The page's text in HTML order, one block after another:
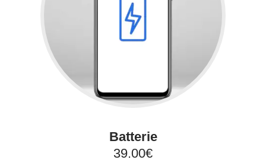
Batterie
39.00€